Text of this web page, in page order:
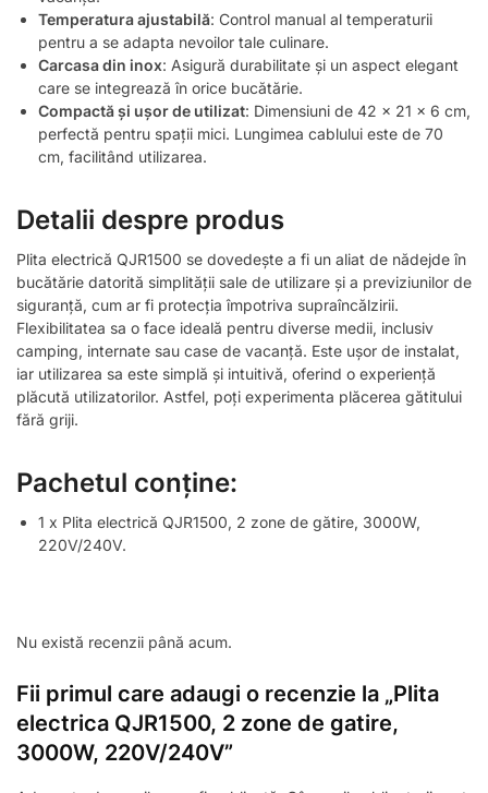
Temperatura ajustabilă: Control manual al temperaturii
pentru a se adapta nevoilor tale culinare.
Carcasa din inox: Asigură durabilitate și un aspect elegant
care se integrează în orice bucătărie.
Compactă și ușor de utilizat: Dimensiuni de 42 x 21 x 6 cm,
perfectă pentru spații mici. Lungimea cablului este de 70
cm, facilitând utilizarea.
Detalii despre produs
Plita electrică QJR1500 se dovedește a fi un aliat de nădejde în
bucătărie datorită simplității sale de utilizare și a previziunilor de
siguranță, cum ar fi protecția împotriva supraîncălzirii.
Flexibilitatea sa o face ideală pentru diverse medii, inclusiv
camping, internate sau case de vacanță. Este ușor de instalat,
iar utilizarea sa este simplă și intuitivă, oferind o experiență
plăcută utilizatorilor. Astfel, poți experimenta plăcerea gătitului
fără griji.
Pachetul conține:
1 x Plita electrică QJR1500, 2 zone de gătire, 3000W,
220V/240V.
Nu există recenzii până acum.
Fii primul care adaugi o recenzie la „Plita
electrica QJR1500, 2 zone de gatire,
3000W, 220V/240V”